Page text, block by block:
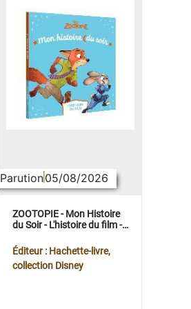
Parution05/08/2026
ZOOTOPIE - Mon Histoire
du Soir - L'histoire du film -
Éditeur : Hachette-livre,
collection Disney